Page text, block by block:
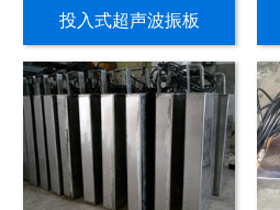
投入式超声波振板